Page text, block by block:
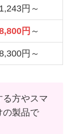
円～
円 ～
円～
る方やスマ
の製品で